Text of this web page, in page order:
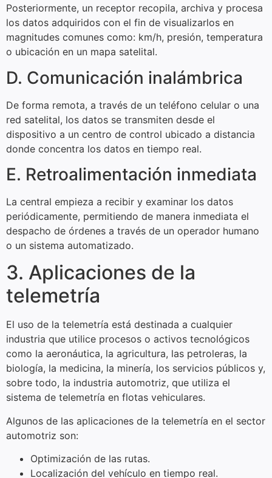
Posteriormente, un receptor recopila, archiva y procesa
los datos adquiridos con el fin de visualizarlos en
magnitudes comunes como: km/h, presión, temperatura
o ubicación en un mapa satelital.
D. Comunicación inalámbrica
De forma remota, a través de un teléfono celular o una
red satelital, los datos se transmiten desde el
dispositivo a un centro de control ubicado a distancia
donde concentra los datos en tiempo real.
E. Retroalimentación inmediata
La central empieza a recibir y examinar los datos
periódicamente, permitiendo de manera inmediata el
despacho de órdenes a través de un operador humano
o un sistema automatizado.
3. Aplicaciones de la
telemetría
El uso de la telemetría está destinada a cualquier
industria que utilice procesos o activos tecnológicos
como la aeronáutica, la agricultura, las petroleras, la
biología, la medicina, la minería, los servicios públicos y,
sobre todo, la industria automotriz, que utiliza el
sistema de telemetría en flotas vehiculares.
Algunos de las aplicaciones de la telemetría en el sector
automotriz son:
Optimización de las rutas.
Localización del vehículo en tiempo real.